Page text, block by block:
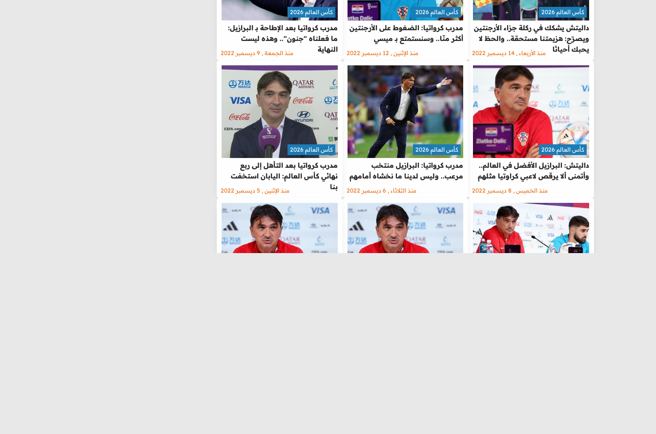
داليتش يشكك في ركلة جزاء الأرجنتين
ويصرّح: هزيمتنا مستحقة.. والحظ لا
يحبك أحيانًا
كأس العالم 2026
منذ الأربعاء , 14 ديسمبر 2022
مدرب كرواتيا: الضغوط على الأرجنتين
أكثر منّا.. وسنستمتع بـ ميسي
كأس العالم 2026
منذ الإثنين , 12 ديسمبر 2022
مدرب كرواتيا بعد الإطاحة بـ البرازيل:
ما فعلناه "جنون".. وهذه ليست
النهاية
كأس العالم 2026
منذ الجمعة , 9 ديسمبر 2022
داليتش: البرازيل الأفضل في العالم..
وأتمنى ألا يرقص لاعبي كراوتيا مثلهم
كأس العالم 2026
منذ الخميس , 8 ديسمبر 2022
مدرب كرواتيا: البرازيل منتخب
مرعب.. وليس لدينا ما نخشاه أمامهم
كأس العالم 2026
منذ الثلاثاء , 6 ديسمبر 2022
مدرب كرواتيا بعد التأهل إلى ربع
نهائي كأس العالم: اليابان استخفت
بنا
كأس العالم 2026
منذ الإثنين , 5 ديسمبر 2022